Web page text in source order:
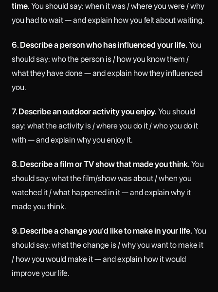
time. You should say: when it was / where you were / why
you had to wait — and explain how you felt about waiting.
6. Describe a person who has influenced your life. You
should say: who the person is / how you know them /
what they have done — and explain how they influenced
you.
7. Describe an outdoor activity you enjoy. You should
say: what the activity is / where you do it / who you do it
with — and explain why you enjoy it.
8. Describe a film or TV show that made you think. You
should say: what the film/show was about / when you
watched it / what happened in it — and explain why it
made you think.
9. Describe a change you'd like to make in your life. You
should say: what the change is / why you want to make it
/ how you would make it — and explain how it would
improve your life.